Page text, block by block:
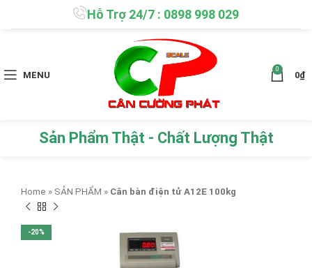
Hỗ Trợ 24/7 : 0898 998 029
MENU
0
0₫
Sản Phẩm Thật - Chất Lượng Thật
Home » SẢN PHẨM » Cân bàn điện tử A12E 100kg
-20%